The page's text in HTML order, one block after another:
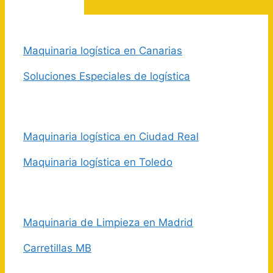
Maquinaria logística en Canarias
Soluciones Especiales de logística
Maquinaria logística en Ciudad Real
Maquinaria logística en Toledo
Maquinaria de Limpieza en Madrid
Carretillas MB